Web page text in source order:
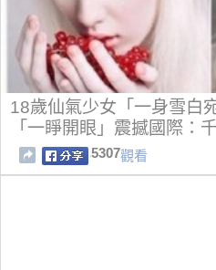
18歲仙氣少女「一身雪白
「一睜開眼」震撼國際：
5307觀看